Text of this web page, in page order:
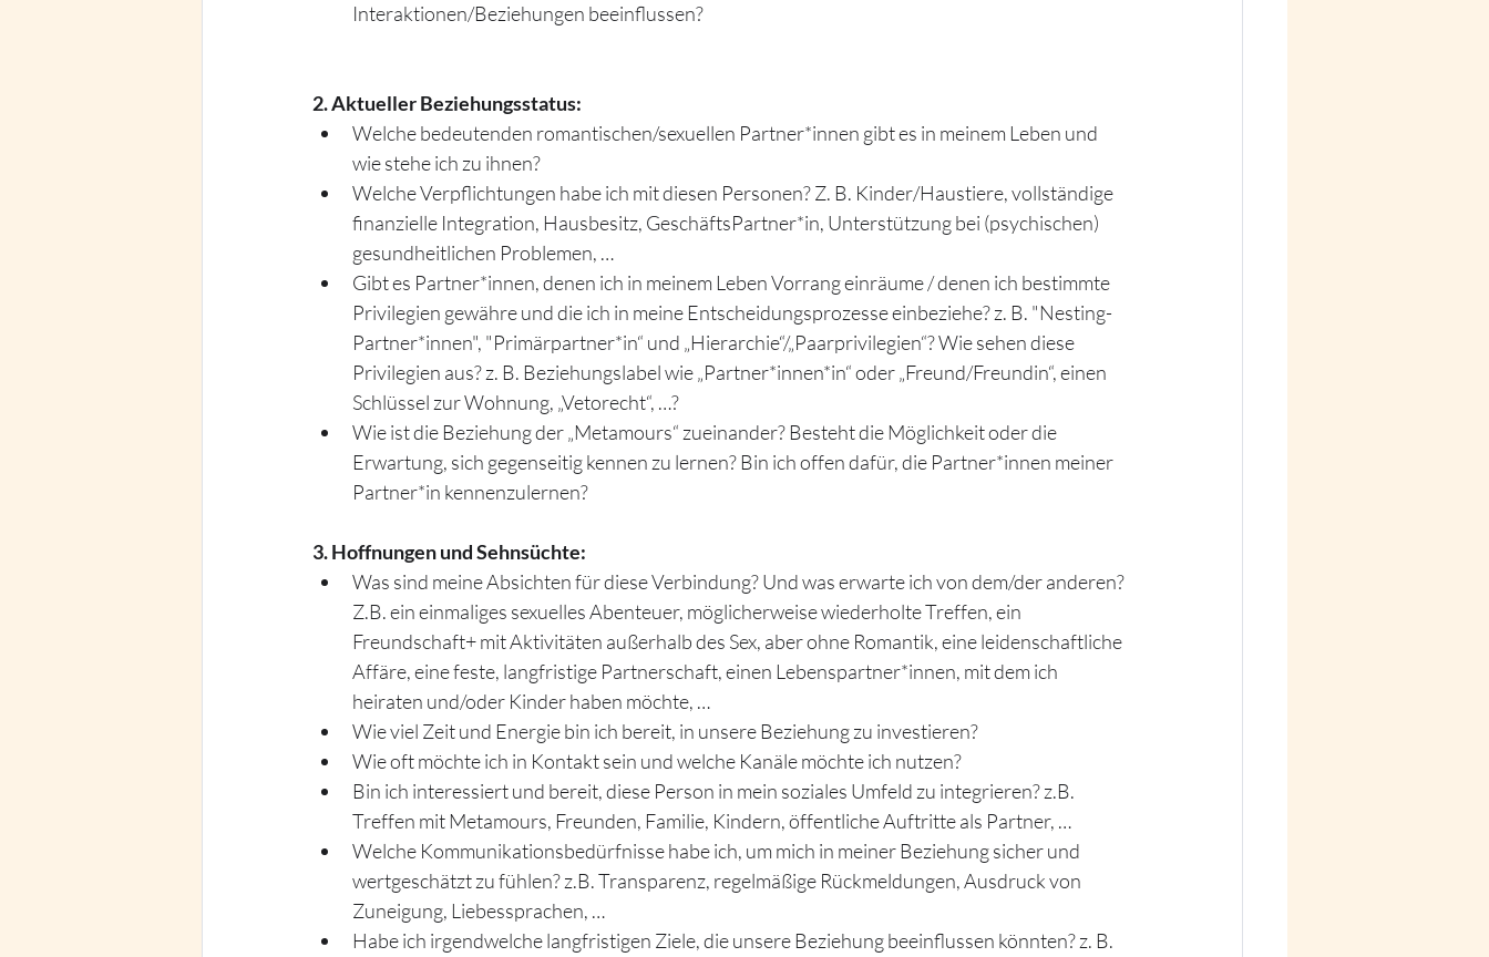
Interaktionen/Beziehungen beeinflussen?
2. Aktueller Beziehungsstatus:
Welche bedeutenden romantischen/sexuellen Partner*innen gibt es in meinem Leben und
wie stehe ich zu ihnen?
Welche Verpflichtungen habe ich mit diesen Personen? Z. B. Kinder/Haustiere, vollständige
finanzielle Integration, Hausbesitz, GeschäftsPartner*in, Unterstützung bei (psychischen)
gesundheitlichen Problemen, …
Gibt es Partner*innen, denen ich in meinem Leben Vorrang einräume / denen ich bestimmte
Privilegien gewähre und die ich in meine Entscheidungsprozesse einbeziehe? z. B. "Nesting-
Partner*innen", "Primärpartner*in“ und „Hierarchie“/„Paarprivilegien“? Wie sehen diese
Privilegien aus? z. B. Beziehungslabel wie „Partner*innen*in“ oder „Freund/Freundin“, einen
Schlüssel zur Wohnung, „Vetorecht“, …?
Wie ist die Beziehung der „Metamours“ zueinander? Besteht die Möglichkeit oder die
Erwartung, sich gegenseitig kennen zu lernen? Bin ich offen dafür, die Partner*innen meiner
Partner*in kennenzulernen?
3. Hoffnungen und Sehnsüchte:
Was sind meine Absichten für diese Verbindung? Und was erwarte ich von dem/der anderen?
Z.B. ein einmaliges sexuelles Abenteuer, möglicherweise wiederholte Treffen, ein
Freundschaft+ mit Aktivitäten außerhalb des Sex, aber ohne Romantik, eine leidenschaftliche
Affäre, eine feste, langfristige Partnerschaft, einen Lebenspartner*innen, mit dem ich
heiraten und/oder Kinder haben möchte, …
Wie viel Zeit und Energie bin ich bereit, in unsere Beziehung zu investieren?
Wie oft möchte ich in Kontakt sein und welche Kanäle möchte ich nutzen?
Bin ich interessiert und bereit, diese Person in mein soziales Umfeld zu integrieren? z.B.
Treffen mit Metamours, Freunden, Familie, Kindern, öffentliche Auftritte als Partner, …
Welche Kommunikationsbedürfnisse habe ich, um mich in meiner Beziehung sicher und
wertgeschätzt zu fühlen? z.B. Transparenz, regelmäßige Rückmeldungen, Ausdruck von
Zuneigung, Liebessprachen, …
Habe ich irgendwelche langfristigen Ziele, die unsere Beziehung beeinflussen könnten? z. B.